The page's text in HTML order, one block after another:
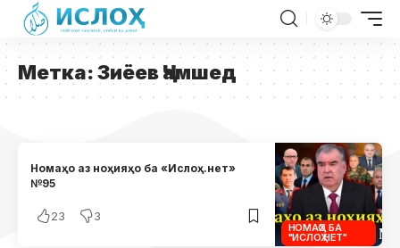
Метка:Зиёев Ҷамшед
НОМАҲО БА
"ИСЛОҲ.НЕТ"
Номаҳо аз ноҳияҳо ба «Ислоҳ.нет»
№95
23 3